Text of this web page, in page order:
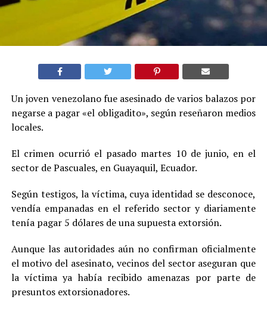
Un joven venezolano fue asesinado de varios balazos por
negarse a pagar «el obligadito», según reseñaron medios
locales.
El crimen ocurrió el pasado martes 10 de junio, en el
sector de Pascuales, en Guayaquil, Ecuador.
Según testigos, la víctima, cuya identidad se desconoce,
vendía empanadas en el referido sector y diariamente
tenía pagar 5 dólares de una supuesta extorsión.
Aunque las autoridades aún no confirman oficialmente
el motivo del asesinato, vecinos del sector aseguran que
la víctima ya había recibido amenazas por parte de
presuntos extorsionadores.